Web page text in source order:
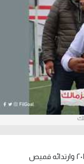
قصة محمد محسن لاعب الزمالك مواليد ٢٠١١ وارتدائه قميص